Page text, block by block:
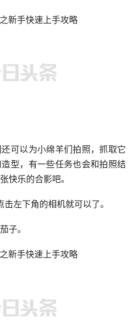
可以为小绵羊们拍照，抓取它
型，有一些任务也会和拍照结
快乐的合影吧。
左下角的相机就可以了。
子。